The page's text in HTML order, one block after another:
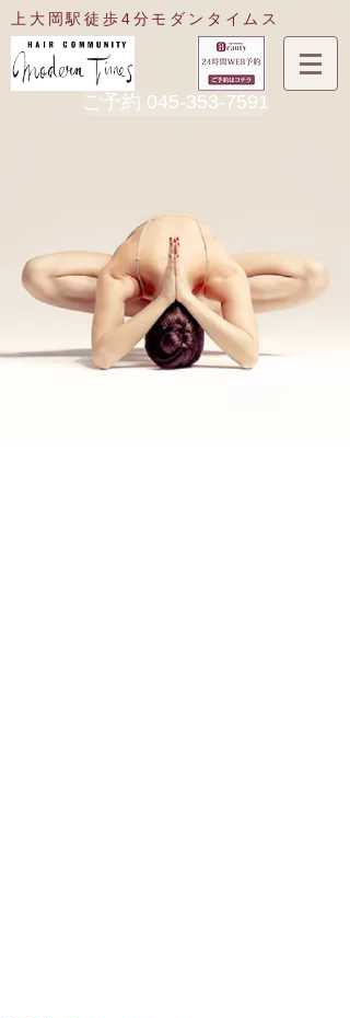
​上大岡駅徒歩4分モダンタイムス
ご予約 045-353-7591